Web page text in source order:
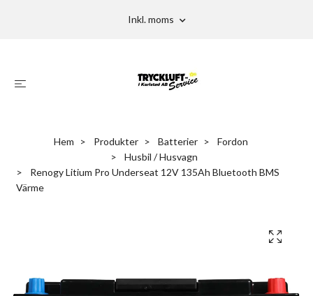
Inkl. moms
Hem Produkter Batterier
Fordon
Husbil / Husvagn
Renogy Litium Pro Underseat 12V 135Ah Bluetooth BMS
Värme